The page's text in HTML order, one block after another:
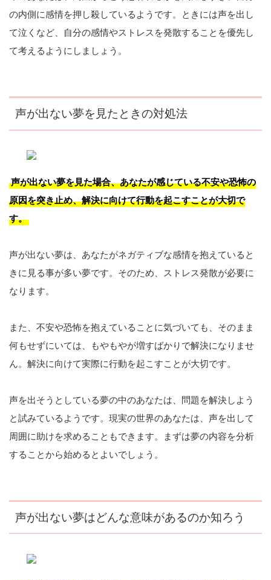
の内側に感情を押し殺しているようです。ときには声を出し
て泣くなど、自分の感情やストレスを発散することを優先し
て考えるようにしましょう。
声が出ない夢を見たときの対処法
声が出ない夢を見た場合、あなたが感じている不安や恐怖の
原因を突き止め、解決に向けて行動を起こすことが大切で
す。
声が出ない夢は、あなたがネガティブな感情を抱えていると
きに見る事が多い夢です。そのため、ストレス発散が必要に
なります。
また、不安や恐怖を抱えていることに気づいても、そのまま
何もせずにいては、もやもやが増すばかりで解決になりませ
ん。解決に向けて実際に行動を起こすことが大切です。
声を出そうとしている夢の中のあなたは、問題を解決しよう
と試みているようです。現実の世界のあなたは、声を出して
周囲に助けを求めることもできます。まずは夢の内容を分析
することから始めるとよいでしょう。
声が出ない夢はどんな意味があるのか知ろう